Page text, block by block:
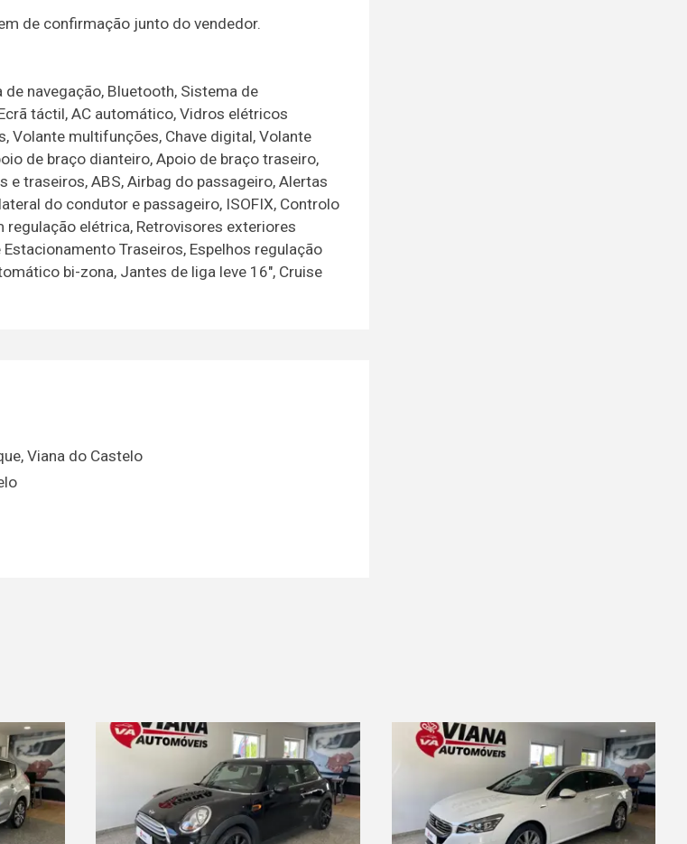
de confirmação junto do vendedor.
navegação, Bluetooth, Sistema de
táctil, AC automático, Vidros elétricos
Volante multifunções, Chave digital, Volante
de braço dianteiro, Apoio de braço traseiro,
traseiros, ABS, Airbag do passageiro, Alertas
do condutor e passageiro, ISOFIX, Controlo
elétrica, Retrovisores exteriores
Traseiros, Espelhos regulação
bi-zona, Jantes de liga leve 16", Cruise
Viana do Castelo